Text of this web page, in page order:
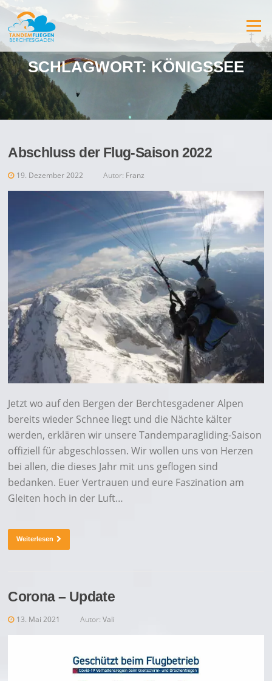
Zum
Inhalt
springen
Menü
SCHLAGWORT:KÖNIGSSEE
Abschluss der Flug-Saison 2022
19. Dezember 2022 Autor: Franz
Jetzt wo auf den Bergen der Berchtesgadener Alpen
bereits wieder Schnee liegt und die Nächte kälter
werden, erklären wir unsere Tandemparagliding-Saison
offiziell für abgeschlossen. Wir wollen uns von Herzen
bei allen, die dieses Jahr mit uns geflogen sind
bedanken. Euer Vertrauen und eure Faszination am
Gleiten hoch in der Luft…
Weiterlesen
Corona – Update
13. Mai 2021 Autor:Vali